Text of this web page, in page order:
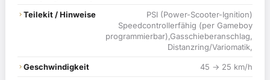
Teilekit / Hinweise
PSI (Power-Scooter-Ignition)
Speedcontrollerfähig (per Gameboy
programmierbar),Gasschieberanschlag,
Distanzring/Variomatik,
Geschwindigkeit 45 → 25 km/h